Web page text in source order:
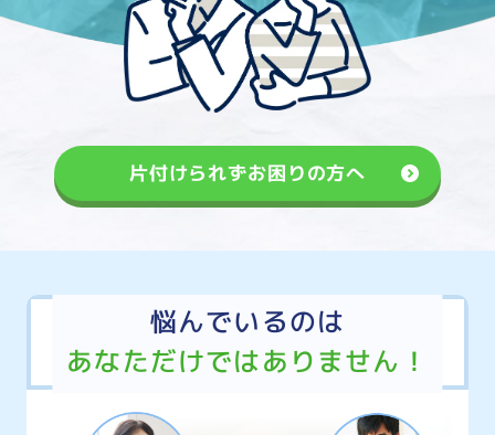
片付けられずお困りの方へ
悩んでいるのは
あなただけではありません！